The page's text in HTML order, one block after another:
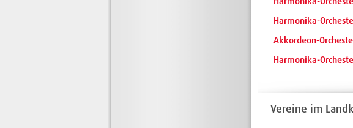
Harmonika-
Akkordeon-
Harmonika-
Vereine im